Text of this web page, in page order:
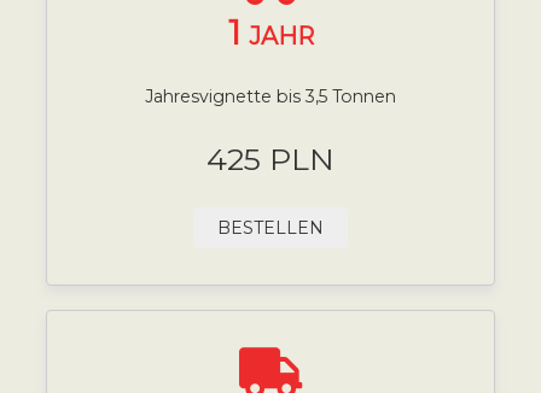
1 JAHR
Jahresvignette bis 3,5 Tonnen
425 PLN
BESTELLEN